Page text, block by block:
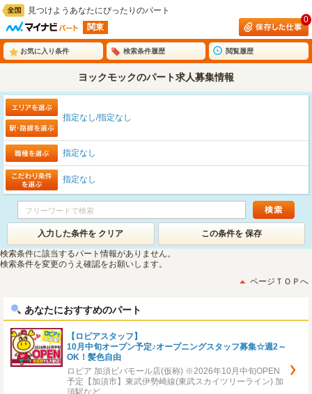
見つけようあなたにぴったりのパート
関東
0
お気に入り条件 検索条件履歴 閲覧履歴
ヨックモックのパート求人募集情報
指定なし/指定なし
指定なし
指定なし
入力した条件を クリア この条件を 保存
検索条件に該当するパート情報がありません。
検索条件を変更のうえ確認をお願いします。
ページＴＯＰへ
あなたにおすすめのパート
【ロピアスタッフ】
10月中旬オープン予定♪オープニングスタッフ募集☆週2～
OK！髪色自由
ロピア 加須ビバモール店(仮称) ※2026年10月中旬OPEN
予定【加須市】東武伊勢崎線(東武スカイツリーライン) 加
須駅など